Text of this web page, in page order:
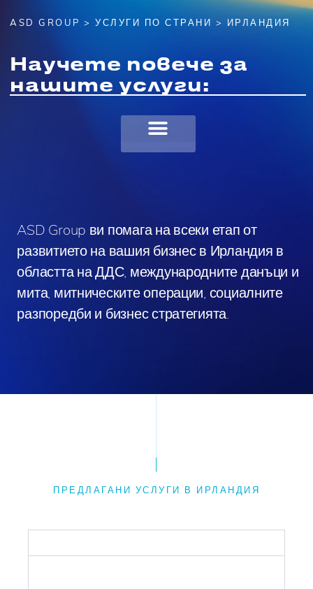
ASD GROUP >УСЛУГИ ПО СТРАНИ > ИРЛАНДИЯ
Научете повече за
нашите услуги:
ASD Group ви помага на всеки етап от
развитието на вашия бизнес в Ирландия в
областта на ДДС, международните данъци и
мита, митническите операции, социалните
разпоредби и бизнес стратегията.
ПРЕДЛАГАНИ УСЛУГИ В ИРЛАНДИЯ